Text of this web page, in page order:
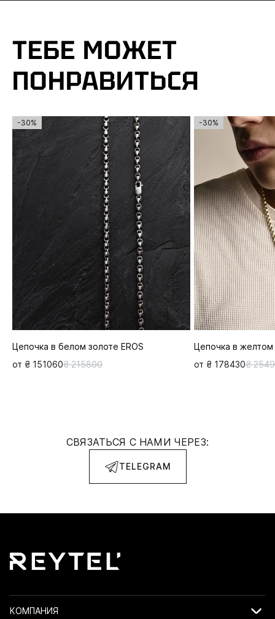
ТЕБЕ МОЖЕТ
ПОНРАВИТЬСЯ
-30%
Цепочка в белом золоте EROS
от ₴ 151060₴ 215800
-30%
Цепочка в желтом
от ₴ 178430₴
СВЯЗАТЬСЯ С НАМИ ЧЕРЕЗ:
TELEGRAM
КОМПАНИЯ